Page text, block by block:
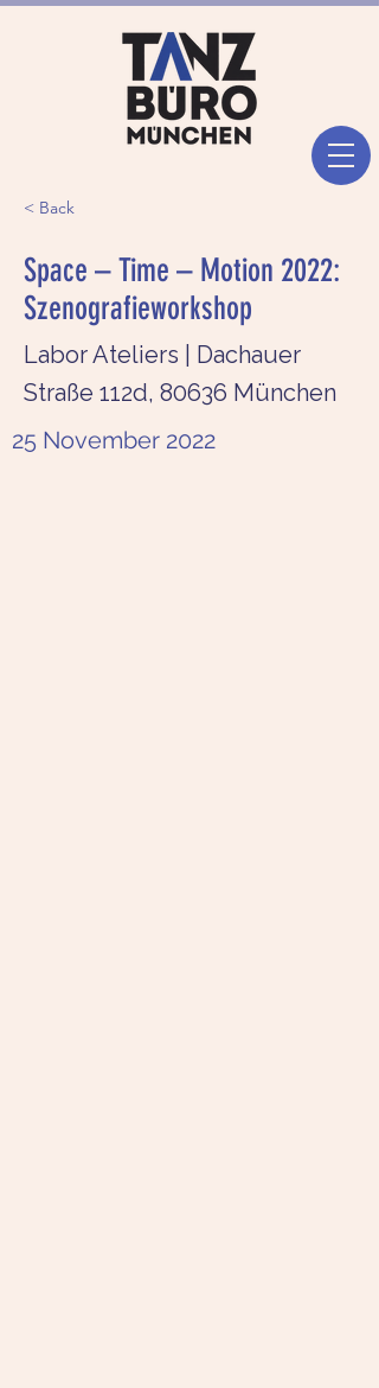
< Back
Space – Time – Motion 2022:
Szenografieworkshop
Labor Ateliers | Dachauer
Straße 112d, 80636 München
25 November 2022